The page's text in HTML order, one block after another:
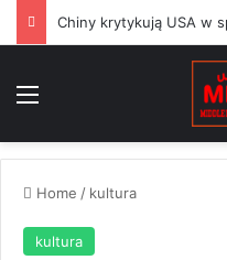
Home / kultura
kultura